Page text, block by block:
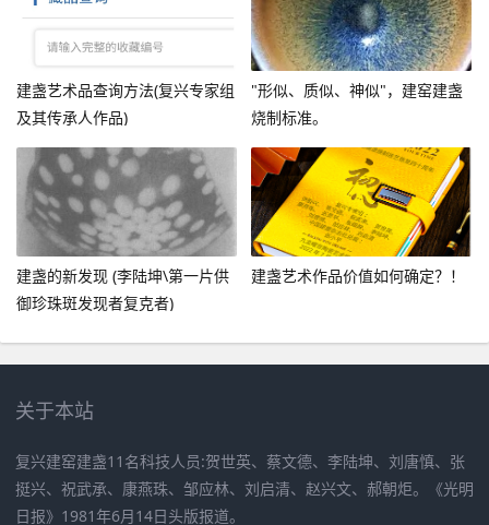
建盏艺术品查询方法(复兴专家组
及其传承人作品)
"形似、质似、神似"，建窑建盏
烧制标准。
建盏的新发现 (李陆坤\第一片供
御珍珠斑发现者复克者)
建盏艺术作品价值如何确定？！
关于本站
复兴建窑建盏11名科技人员:贺世英、蔡文德、李陆坤、刘唐慎、张
挺兴、祝武承、康燕珠、邹应林、刘启清、赵兴文、郝朝炬。《光明
日报》1981年6月14日头版报道。